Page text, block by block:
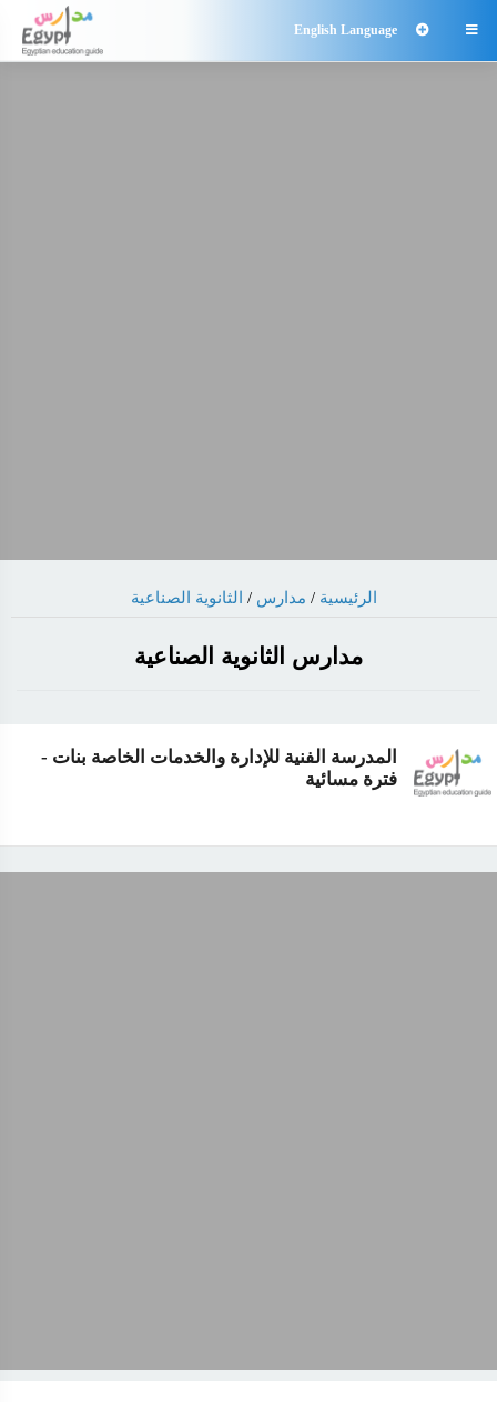

English Language
الرئيسية / مدارس / الثانوية الصناعية
مدارس الثانوية الصناعية
المدرسة الفنية للإدارة والخدمات الخاصة بنات -
فترة مسائية